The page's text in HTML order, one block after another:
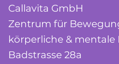
Callavita GmbH
Zentrum für
körperliche & mentale
Badstrasse 28a